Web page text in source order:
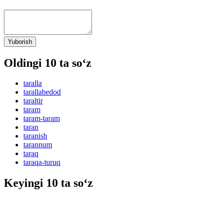
Yuborish
Oldingi 10 ta so‘z
taralla
tarallabedod
taraltir
taram
taram-taram
taran
taranish
tarannum
taraq
taraqa-turuq
Keyingi 10 ta so‘z